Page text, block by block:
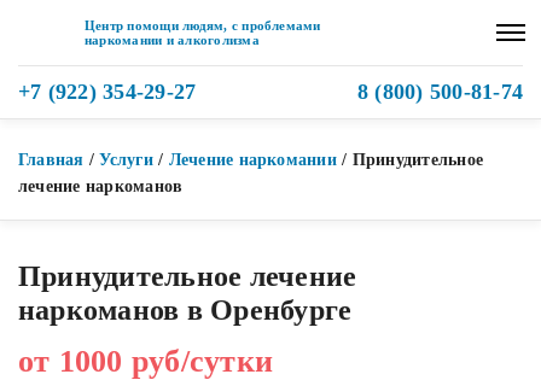
Центр помощи людям, с проблемами
наркомании и алкоголизма
+7 (922) 354-29-27 8 (800) 500-81-74
Главная /Услуги/ Лечение наркомании/ Принудительное
лечение наркоманов
Принудительное лечение
наркоманов в Оренбурге
от 1000 руб/сутки